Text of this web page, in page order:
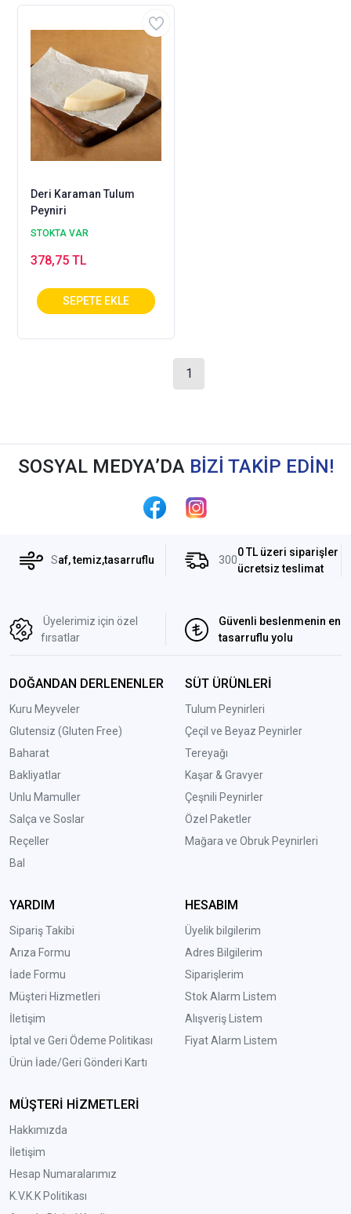
Deri Karaman Tulum
Peyniri
STOKTA VAR
378,75 TL
1
SOSYAL MEDYA’DA BİZİ TAKİP EDİN!
Saf, temiz,tasarruflu 300
0 TL üzeri siparişler
ücretsiz teslimat
Üyelerimiz için özel
fırsatlar
Güvenli beslenmenin en
tasarruflu yolu
DOĞANDAN DERLENENLER
Kuru Meyveler
Glutensiz (Gluten Free)
Baharat
Bakliyatlar
Unlu Mamuller
Salça ve Soslar
Reçeller
Bal
SÜT ÜRÜNLERİ
Tulum Peynirleri
Çeçil ve Beyaz Peynirler
Tereyağı
Kaşar & Gravyer
Çeşnili Peynirler
Özel Paketler
Mağara ve Obruk Peynirleri
YARDIM
Sipariş Takibi
Arıza Formu
İade Formu
Müşteri Hizmetleri
İletişim
İptal ve Geri Ödeme Politikası
Ürün İade/Geri Gönderi Kartı
HESABIM
Üyelik bilgilerim
Adres Bilgilerim
Siparişlerim
Stok Alarm Listem
Alışveriş Listem
Fiyat Alarm Listem
MÜŞTERİ HİZMETLERİ
Hakkımızda
İletişim
Hesap Numaralarımız
K.V.K.K Politikası